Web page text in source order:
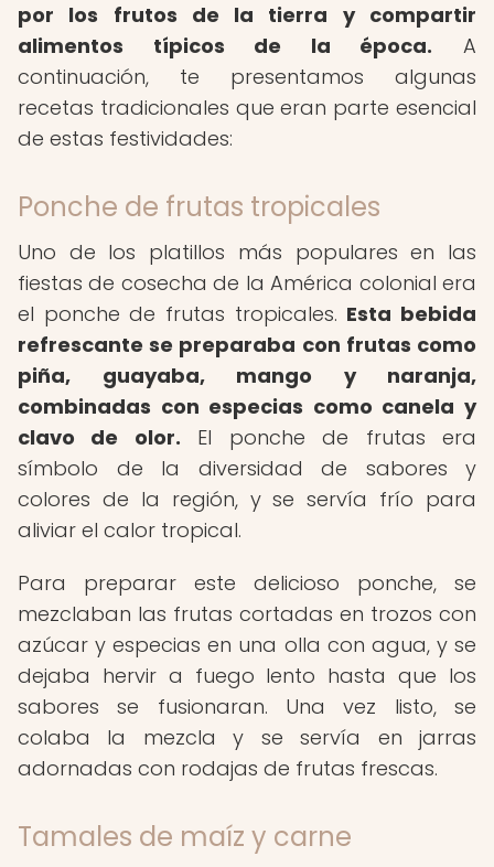
por los frutos de la tierra y compartir
alimentos típicos de la época. A
continuación, te presentamos algunas
recetas tradicionales que eran parte esencial
de estas festividades:
Ponche de frutas tropicales
Uno de los platillos más populares en las
fiestas de cosecha de la América colonial era
el ponche de frutas tropicales. Esta bebida
refrescante se preparaba con frutas como
piña, guayaba, mango y naranja,
combinadas con especias como canela y
clavo de olor. El ponche de frutas era
símbolo de la diversidad de sabores y
colores de la región, y se servía frío para
aliviar el calor tropical.
Para preparar este delicioso ponche, se
mezclaban las frutas cortadas en trozos con
azúcar y especias en una olla con agua, y se
dejaba hervir a fuego lento hasta que los
sabores se fusionaran. Una vez listo, se
colaba la mezcla y se servía en jarras
adornadas con rodajas de frutas frescas.
Tamales de maíz y carne